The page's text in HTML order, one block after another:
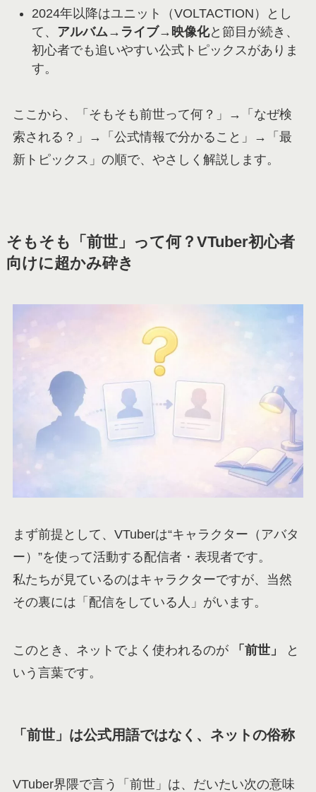
2024年以降はユニット（VOLTACTION）とし
て、 アルバム→ライブ→映像化と節目が続き、
初心者でも追いやすい公式トピックスがありま
す。
ここから、「そもそも前世って何？」→「なぜ検
索される？」→「公式情報で分かること」→「最
新トピックス」の順で、やさしく解説します。
そもそも「前世」って何？VTuber初心者
向けに超かみ砕き
まず前提として、VTuberは“キャラクター（アバタ
ー）”を使って活動する配信者・表現者です。
私たちが見ているのはキャラクターですが、当然
その裏には「配信をしている人」がいます。
このとき、ネットでよく使われるのが 「前世」
と
いう言葉です。
「前世」は公式用語ではなく、ネットの俗称
VTuber界隈で言う「前世」は、だいたい次の意味